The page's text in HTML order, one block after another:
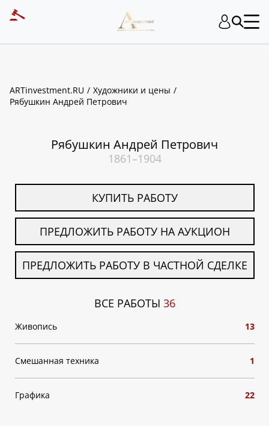
ARTinvestment.RU
Художники и цены
Рябушкин Андрей Петрович
Рябушкин Андрей Петрович
1861–1904
КУПИТЬ РАБОТУ
ПРЕДЛОЖИТЬ РАБОТУ НА АУКЦИОН
ПРЕДЛОЖИТЬ РАБОТУ В ЧАСТНОЙ СДЕЛКЕ
ВСЕ РАБОТЫ 36
Живопись 13
Смешанная техника 1
Графика 22